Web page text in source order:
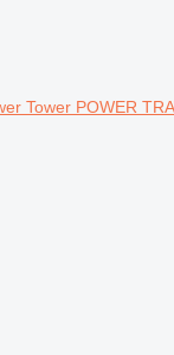
Tower POWER